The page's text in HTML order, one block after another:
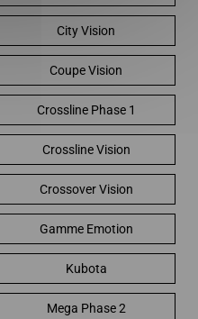
City Vision
Coupe Vision
Crossline Phase 1
Crossline Vision
Crossover Vision
Gamme Emotion
Kubota
Mega Phase 2